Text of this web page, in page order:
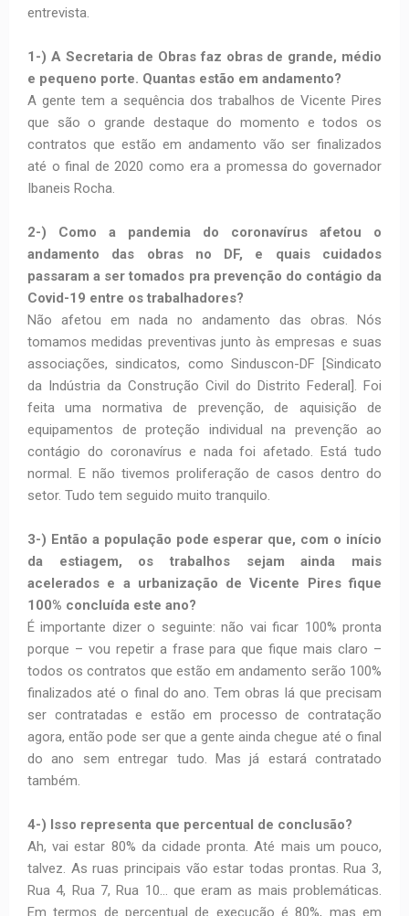
entrevista.
1-) A Secretaria de Obras faz obras de grande, médio
e pequeno porte. Quantas estão em andamento?
A gente tem a sequência dos trabalhos de Vicente Pires
que são o grande destaque do momento e todos os
contratos que estão em andamento vão ser finalizados
até o final de 2020 como era a promessa do governador
Ibaneis Rocha.
2-) Como a pandemia do coronavírus afetou o
andamento das obras no DF, e quais cuidados
passaram a ser tomados pra prevenção do contágio da
Covid-19 entre os trabalhadores?
Não afetou em nada no andamento das obras. Nós
tomamos medidas preventivas junto às empresas e suas
associações, sindicatos, como Sinduscon-DF [Sindicato
da Indústria da Construção Civil do Distrito Federal]. Foi
feita uma normativa de prevenção, de aquisição de
equipamentos de proteção individual na prevenção ao
contágio do coronavírus e nada foi afetado. Está tudo
normal. E não tivemos proliferação de casos dentro do
setor. Tudo tem seguido muito tranquilo.
3-) Então a população pode esperar que, com o início
da estiagem, os trabalhos sejam ainda mais
acelerados e a urbanização de Vicente Pires fique
100% concluída este ano?
É importante dizer o seguinte: não vai ficar 100% pronta
porque – vou repetir a frase para que fique mais claro –
todos os contratos que estão em andamento serão 100%
finalizados até o final do ano. Tem obras lá que precisam
ser contratadas e estão em processo de contratação
agora, então pode ser que a gente ainda chegue até o final
do ano sem entregar tudo. Mas já estará contratado
também.
4-) Isso representa que percentual de conclusão?
Ah, vai estar 80% da cidade pronta. Até mais um pouco,
talvez. As ruas principais vão estar todas prontas. Rua 3,
Rua 4, Rua 7, Rua 10… que eram as mais problemáticas.
Em termos de percentual de execução é 80%, mas em